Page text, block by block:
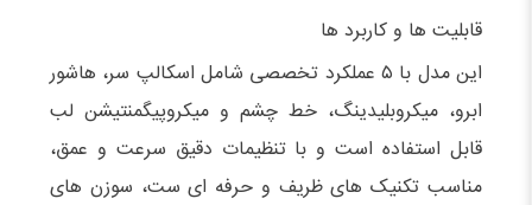
قابلیت‌ ها و کاربرد ها
این مدل با ۵ عملکرد تخصصی شامل اسکالپ سر، هاشور
ابرو، میکروبلیدینگ، خط چشم و میکروپیگمنتیشن لب
قابل استفاده است و با تنظیمات دقیق سرعت و عمق،
مناسب تکنیک‌ های ظریف و حرفه‌ ای‌ ست، سوزن‌ های